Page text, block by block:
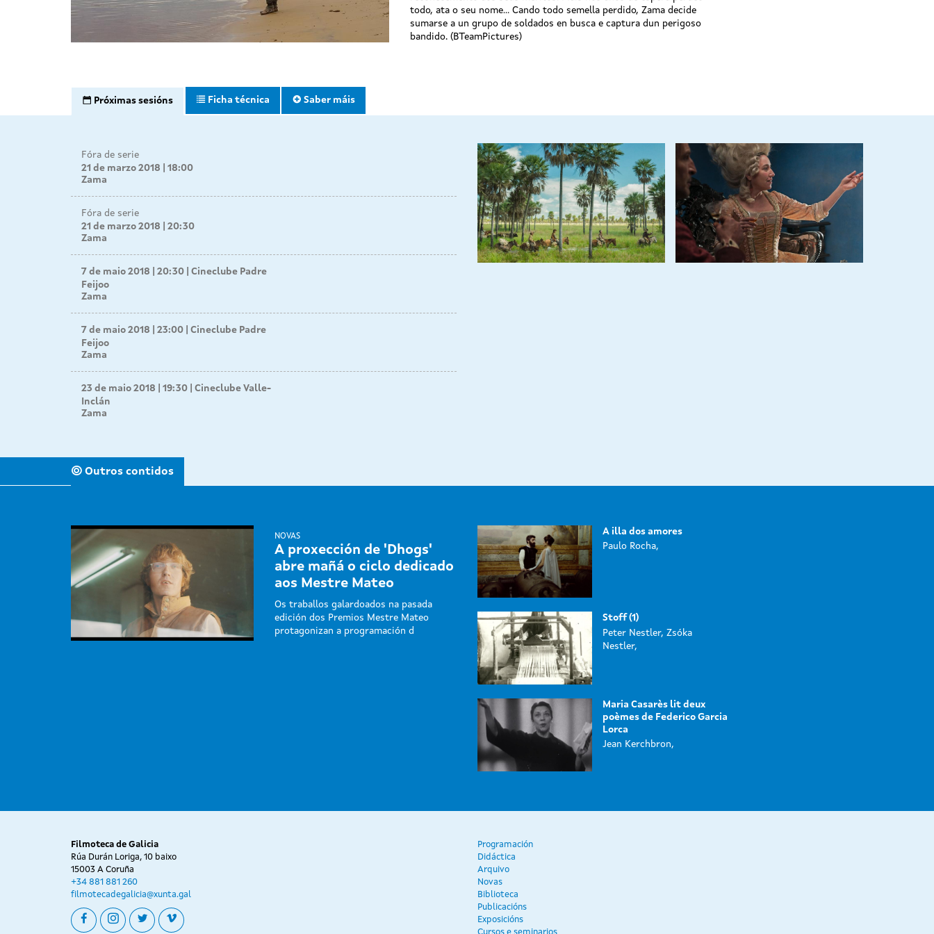
todo, ata o seu nome… Cando todo semella perdido, Zama decide
sumarse a un grupo de soldados en busca e captura dun perigoso
bandido. (BTeamPictures)
Próximas sesións Ficha técnica Saber máis
Fóra de serie
21 de marzo 2018 | 18:00
Zama
Fóra de serie
21 de marzo 2018 | 20:30
Zama
7 de maio 2018 | 20:30
Cineclube Padre
Feijoo
Zama
7 de maio 2018 | 23:00
Cineclube Padre
Feijoo
Zama
23 de maio 2018 | 19:30
Cineclube Valle-
Inclán
Zama
Outros contidos
NOVAS
A proxección de 'Dhogs'
abre mañá o ciclo dedicado
aos Mestre Mateo
Os traballos galardoados na pasada
edición dos Premios Mestre Mateo
protagonizan a programación d
A illa dos amores
Paulo Rocha,
Stoff (1)
Peter Nestler, Zsóka
Nestler,
Maria Casarès lit deux
poèmes de Federico Garcia
Lorca
Jean Kerchbron,
Filmoteca de Galicia
Rúa Durán Loriga, 10 baixo
15003 A Coruña
+34 881 881 260
filmotecadegalicia@xunta.gal
facebookinstagram
twittervimeo
Programación
Didáctica
Arquivo
Novas
Biblioteca
Publicacións
Exposicións